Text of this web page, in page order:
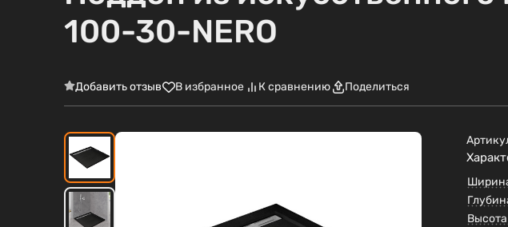
100-30-NERO
Добавить отзыв В избранное К сравнению Поделиться